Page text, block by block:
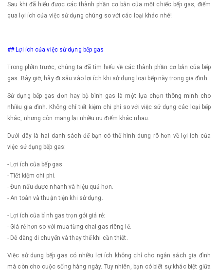
Sau khi đã hiểu được các thành phần cơ bản của một chiếc bếp gas, điểm
qua lợi ích của việc sử dụng chúng so với các loại khác nhé!
## Lợi ích của việc sử dụng bếp gas
Trong phần trước, chúng ta đã tìm hiểu về các thành phần cơ bản của bếp
gas. Bây giờ, hãy đi sâu vào lợi ích khi sử dụng loại bếp này trong gia đình.
Sử dụng bếp gas đơn hay bộ bình gas là một lựa chọn thông minh cho
nhiều gia đình. Không chỉ tiết kiệm chi phí so với việc sử dụng các loại bếp
khác, nhưng còn mang lại nhiều ưu điểm khác nhau.
Dưới đây là hai danh sách để bạn có thể hình dung rõ hơn về lợi ích của
việc sử dụng bếp gas:
- Lợi ích của bếp gas:
- Tiết kiệm chi phí.
- Đun nấu được nhanh và hiệu quả hơn.
- An toàn và thuận tiện khi sử dụng.
- Lợi ích của bình gas trọn gói giá rẻ:
- Giá rẻ hơn so với mua từng chai gas riêng lẻ.
- Dễ dàng di chuyển và thay thế khi cần thiết.
Việc sử dụng bếp gas có nhiều lợi ích không chỉ cho ngân sách gia đình
mà còn cho cuộc sống hàng ngày. Tuy nhiên, bạn có biết sự khác biệt giữa